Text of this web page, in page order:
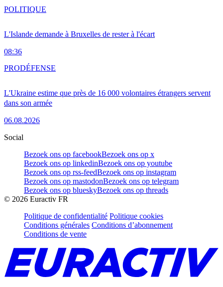
L'Islande demande à Bruxelles de rester à l'écart
08:36
POLITIQUE
L'Ukraine estime que près de 16 000 volontaires étrangers servent
dans son armée
06.08.2026
PRODÉFENSE
Social
Bezoek ons op facebookBezoek ons op x
Bezoek ons op linkedinBezoek ons op youtube
Bezoek ons op rss-feedBezoek ons op instagram
Bezoek ons op mastodonBezoek ons op telegram
Bezoek ons op blueskyBezoek ons op threads
© 2026 Euractiv FR
Politique de confidentialité Politique cookies
Conditions générales Conditions d’abonnement
Conditions de vente